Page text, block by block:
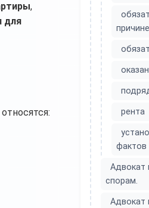
,
для
рента
фактов
Адвокат
спорам.
Адвокат